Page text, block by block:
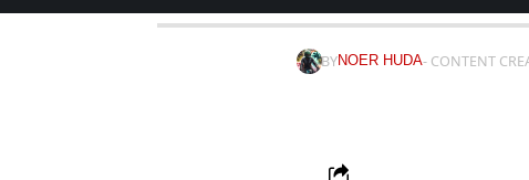
BYNOER HUDA- CONTENT